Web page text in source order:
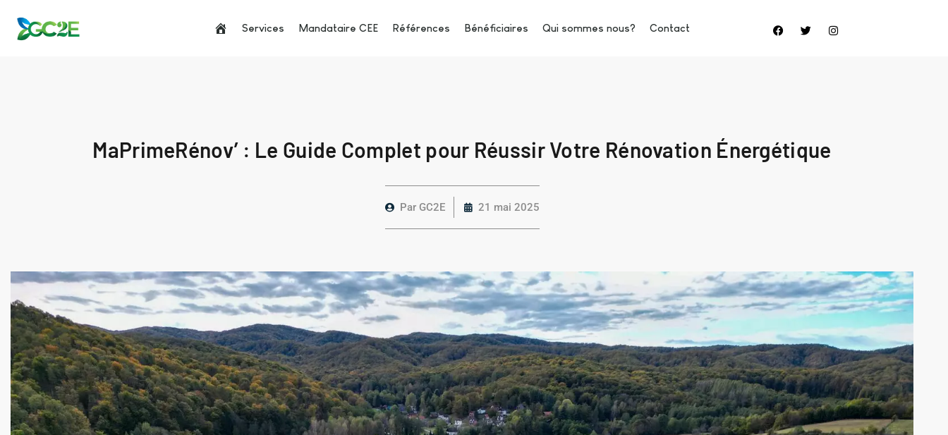
Services Mandataire CEE Références Bénéficiaires Qui sommes nous? Contact
MaPrimeRénov’ : Le Guide Complet pour Réussir Votre Rénovation Énergétique
ParGC2E 21 mai 2025